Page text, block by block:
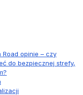
Road opinie – czy
do bezpiecznej strefy,